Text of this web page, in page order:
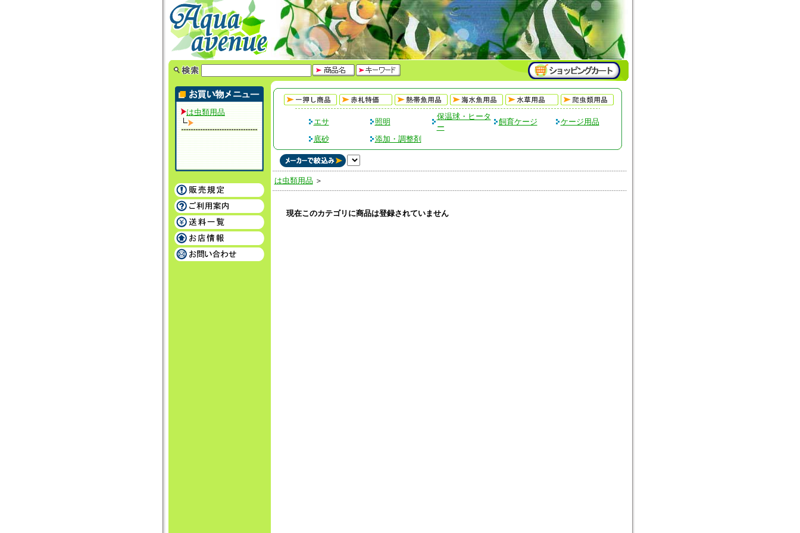
は虫類用品
エサ
照明
保温球・ヒータ
ー
飼育ケージ
ケージ用品
底砂
添加・調整剤
は虫類用品 ＞
現在このカテゴリに商品は登録されていません